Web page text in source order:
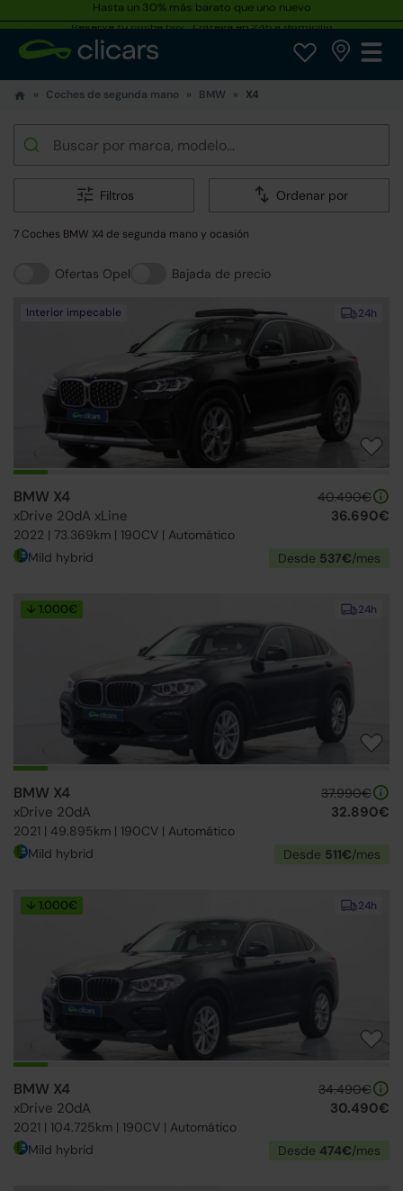
Reserva tu coche hoy · Entrega en 24h a domicilio
Coches de segunda mano BMW X4
Filtros Ordenar por
7 Coches BMW X4 de segunda mano y ocasión
Ofertas Opel Bajada de precio
24h
Interior impecable
BMW X4
xDrive 20dA xLine
2022 | 73.369km | 190CV | Automático
40.490€
36.690€
Mild hybrid Desde 537€/mes
24h
↓ 1.000€
BMW X4
xDrive 20dA
2021 | 49.895km | 190CV | Automático
37.990€
32.890€
Mild hybrid Desde 511€/mes
24h
↓ 1.000€
BMW X4
xDrive 20dA
2021 | 104.725km | 190CV | Automático
34.490€
30.490€
Mild hybrid Desde 474€/mes